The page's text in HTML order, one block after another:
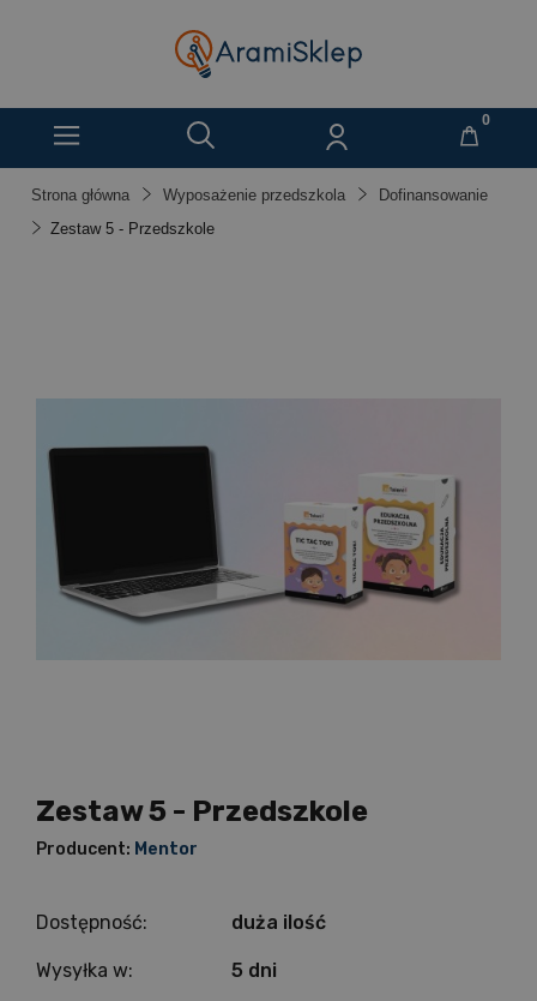
Strona główna Wyposażenie przedszkola
Dofinansowanie
Zestaw 5 - Przedszkole
Zestaw 5 - Przedszkole
Producent: Mentor
Dostępność: duża ilość
Wysyłka w: 5 dni